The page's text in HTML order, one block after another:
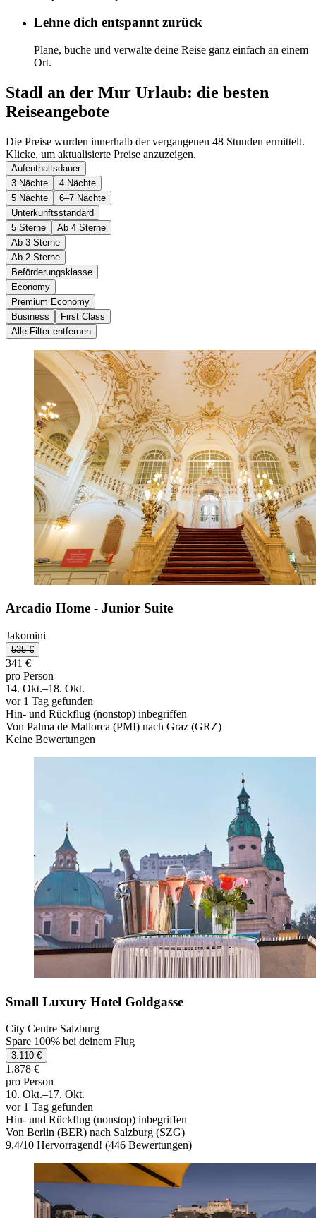
Lehne dich entspannt zurück
Plane, buche und verwalte deine Reise ganz einfach an einem
Ort.
Stadl an der Mur Urlaub: die besten
Reiseangebote
Die Preise wurden innerhalb der vergangenen 48 Stunden ermittelt.
Klicke, um aktualisierte Preise anzuzeigen.
Aufenthaltsdauer
3 Nächte
4 Nächte
5 Nächte
6–7 Nächte
Unterkunftsstandard
5 Sterne
Ab 4 Sterne
Ab 3 Sterne
Ab 2 Sterne
Beförderungsklasse
Economy
Premium Economy
Business
First Class
Alle Filter entfernen
Arcadio Home - Junior Suite
Jakomini
535 €
341 €
pro Person
14. Okt.–18. Okt.
vor 1 Tag gefunden
Hin- und Rückflug (nonstop) inbegriffen
Von Palma de Mallorca (PMI) nach Graz (GRZ)
Keine Bewertungen
Small Luxury Hotel Goldgasse
City Centre Salzburg
Spare 100% bei deinem Flug
3.110 €
1.878 €
pro Person
10. Okt.–17. Okt.
vor 1 Tag gefunden
Hin- und Rückflug (nonstop) inbegriffen
Von Berlin (BER) nach Salzburg (SZG)
9,4/10 Hervorragend! (446 Bewertungen)